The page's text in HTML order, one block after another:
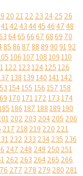
20 2122 23 2425 26
4142434445464748
646566676869 70
8586878889909192
106107108109110
122123124125126
138139140141142
154155156157158
170171172173174
186187188189190
202 203 204205 206
217 218 219 220 221
232 233 234235 236
247 248 249 250 251
262 263 264265 266
277 278 279 280 281